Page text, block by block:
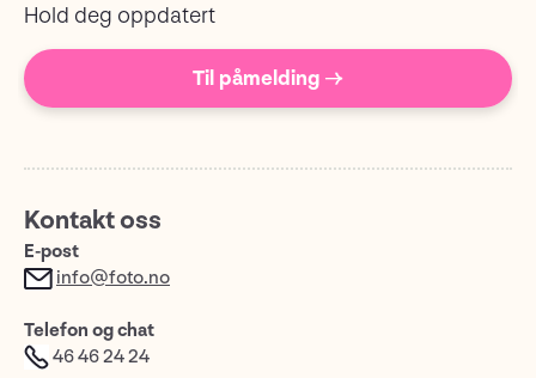
Hold deg oppdatert
Til påmelding →
Kontakt oss
E-post
info@foto.no
Telefon og chat
46 46 24 24